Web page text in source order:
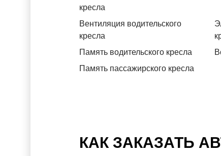
кресла
Вентиляция водительского
кресла
Память водительского кресла
Память пассажирского кресла
КАК ЗАКАЗАТЬ